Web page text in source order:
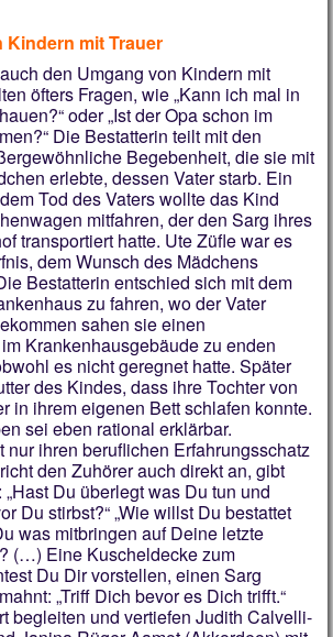
Kindern mit Trauer
den Umgang von Kindern mit
öfters Fragen, wie „Kann ich mal in
oder „Ist der Opa schon im
Die Bestatterin teilt mit den
Begebenheit, die sie mit
erlebte, dessen Vater starb. Ein
Tod des Vaters wollte das Kind
mitfahren, der den Sarg ihres
transportiert hatte. Ute Züfle war es
dem Wunsch des Mädchens
Bestatterin entschied sich mit dem
zu fahren, wo der Vater
sahen sie einen
Krankenhausgebäude zu enden
es nicht geregnet hatte. Später
des Kindes, dass ihre Tochter von
in ihrem eigenen Bett schlafen konnte.
sei eben rational erklärbar.
nur ihren beruflichen Erfahrungsschatz
den Zuhörer auch direkt an, gibt
Du überlegt was Du tun und
Du stirbst?“ „Wie willst Du bestattet
was mitbringen auf Deine letzte
(…) Eine Kuscheldecke zum
Du Dir vorstellen, einen Sarg
„Triff Dich bevor es Dich trifft.“
begleiten und vertiefen Judith Calvelli-